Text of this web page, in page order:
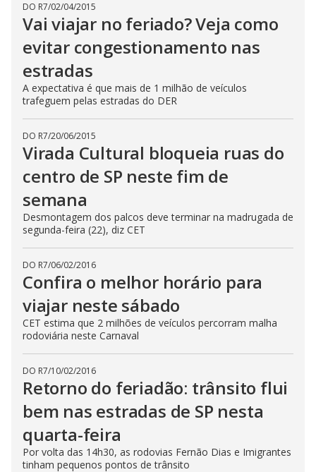
DO R7/02/04/2015
Vai viajar no feriado? Veja como
evitar congestionamento nas
estradas
A expectativa é que mais de 1 milhão de veículos
trafeguem pelas estradas do DER
DO R7/20/06/2015
Virada Cultural bloqueia ruas do
centro de SP neste fim de
semana
Desmontagem dos palcos deve terminar na madrugada de
segunda-feira (22), diz CET
DO R7/06/02/2016
Confira o melhor horário para
viajar neste sábado
CET estima que 2 milhões de veículos percorram malha
rodoviária neste Carnaval
DO R7/10/02/2016
Retorno do feriadão: trânsito flui
bem nas estradas de SP nesta
quarta-feira
Por volta das 14h30, as rodovias Fernão Dias e Imigrantes
tinham pequenos pontos de trânsito